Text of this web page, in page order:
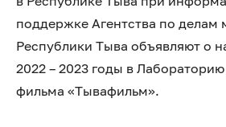
поддержке Агентства по делам
Республики Тыва объявляют о
2022 – 2023 годы в
фильма «Тывафильм».